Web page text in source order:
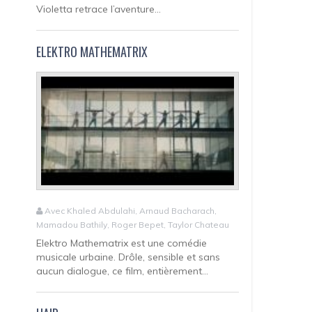
Violetta retrace l’aventure...
ELEKTRO MATHEMATRIX
Avec Khaled Abdulahi, Arnaud Bacharach,
Mamadou Bathily, Roger Bepet, Taylor Chateau
Elektro Mathematrix est une comédie
musicale urbaine. Drôle, sensible et sans
aucun dialogue, ce film, entièrement...